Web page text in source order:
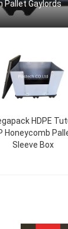
Pallet Gaylords
HDPE
Honeycomb
Sleeve Box